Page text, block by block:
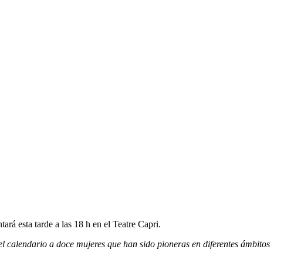
esta tarde a las 18 h en el Teatre Capri.
calendario a doce mujeres que han sido pioneras en diferentes ámbitos